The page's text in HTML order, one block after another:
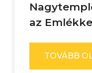
az
TOVÁBB